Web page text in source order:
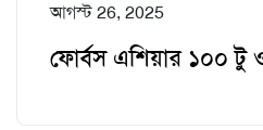
আগস্ট 26, 2025
ফোর্বস এশিয়ার ১০০ টু